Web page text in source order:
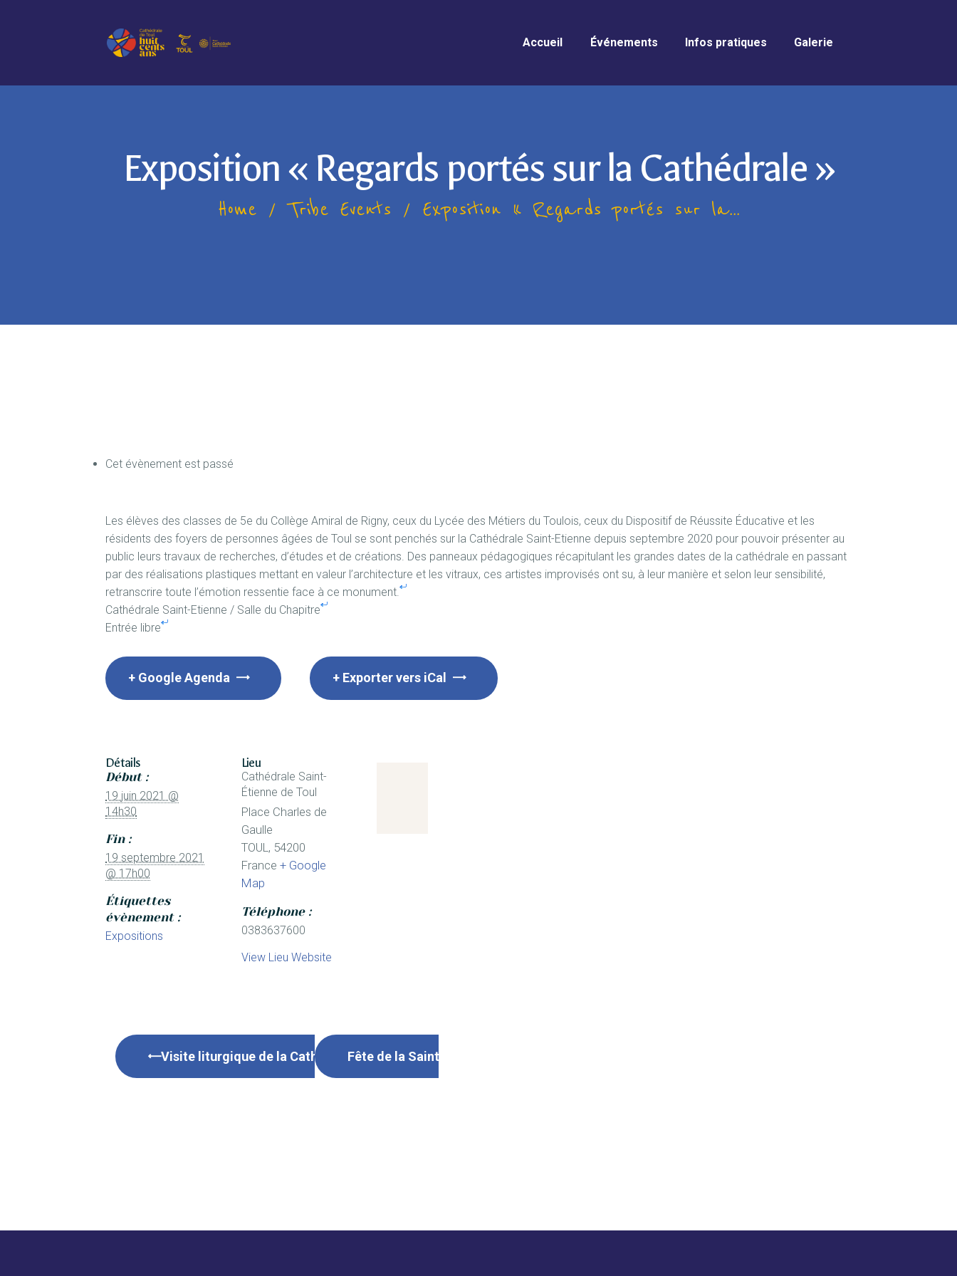
Accueil Événements Infos pratiques Galerie
Exposition « Regards portés sur la Cathédrale »
Home Tribe Events Exposition « Regards portés sur la...
INFOS PRATIQUES
Cet évènement est passé
Les élèves des classes de 5e du Collège Amiral de Rigny, ceux du Lycée des Métiers du Toulois, ceux du Dispositif de Réussite Éducative et les
résidents des foyers de personnes âgées de Toul se sont penchés sur la Cathédrale Saint-Etienne depuis septembre 2020 pour pouvoir présenter au
public leurs travaux de recherches, d’études et de créations. Des panneaux pédagogiques récapitulant les grandes dates de la cathédrale en passant
par des réalisations plastiques mettant en valeur l’architecture et les vitraux, ces artistes improvisés ont su, à leur manière et selon leur sensibilité,
retranscrire toute l’émotion ressentie face à ce monument.
Cathédrale Saint-Etienne / Salle du Chapitre
Entrée libre
+ Google Agenda + Exporter vers iCal
Détails
Début :
19 juin 2021 @
14h30
Fin :
19 septembre 2021
@ 17h00
Étiquettes
évènement :
Expositions
Lieu
Cathédrale Saint-
Étienne de Toul
Place Charles de
Gaulle
TOUL, 54200
France + Google
Map
Téléphone :
0383637600
View Lieu Website
Visite liturgique de la Cathédrale Saint-Etienne
Fête de la Saint-Vincent